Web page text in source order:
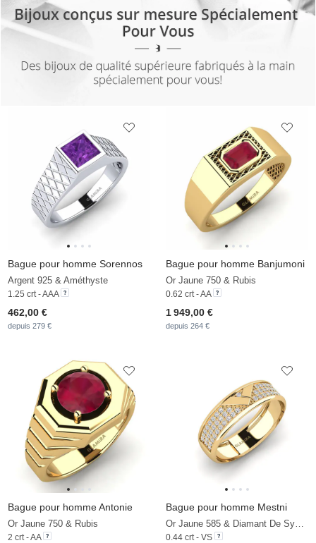
Bague pour homme Sorennos
Argent 925 & Améthyste
1.25 crt - AAA
462,00 €
depuis 279 €
Bague pour homme Banjumoni
Or Jaune 750 & Rubis
0.62 crt - AA
1 949,00 €
depuis 264 €
Bague pour homme Antonie
Or Jaune 750 & Rubis
2 crt - AA
Bague pour homme Mestni
0.44 crt - VS